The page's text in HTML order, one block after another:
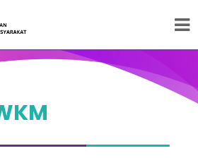
Wanita, Keluarga dan
Masyarakat